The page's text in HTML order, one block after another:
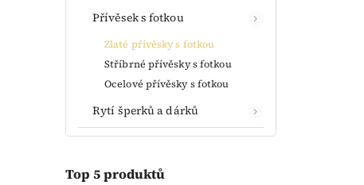
Přívěsek s fotkou
Zlaté přívěsky s fotkou
Stříbrné přívěsky s fotkou
Ocelové přívěsky s fotkou
Rytí šperků a dárků
Top 5 produktů